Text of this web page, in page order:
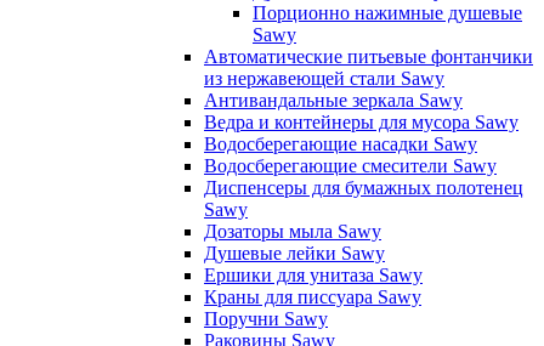
Порционно нажимные душевые
Sawy
Автоматические питьевые фонтанчики
из нержавеющей стали Sawy
Антивандальные зеркала Sawy
Ведра и контейнеры для мусора Sawy
Водосберегающие насадки Sawy
Водосберегающие смесители Sawy
Диспенсеры для бумажных полотенец
Sawy
Дозаторы мыла Sawy
Душевые лейки Sawy
Ершики для унитаза Sawy
Краны для писсуара Sawy
Поручни Sawy
Раковины Sawy